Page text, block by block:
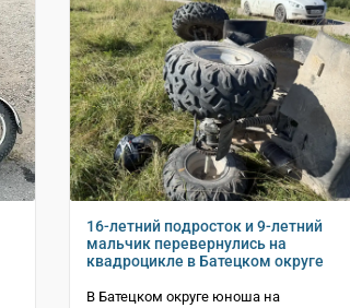
16-летний подросток и 9-летний
мальчик перевернулись на
квадроцикле в Батецком округе
В Батецком округе юноша на